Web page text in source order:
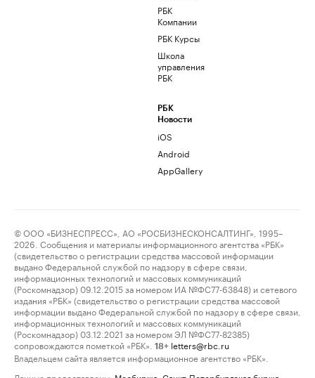
РБК
Компании
РБК Курсы
Школа
управления
РБК
РБК
Новости
iOS
Android
AppGallery
© ООО «БИЗНЕСПРЕСС», АО «РОСБИЗНЕСКОНСАЛТИНГ», 1995–
2026. Сообщения и материалы информационного агентства «РБК»
(свидетельство о регистрации средства массовой информации
выдано Федеральной службой по надзору в сфере связи,
информационных технологий и массовых коммуникаций
(Роскомнадзор) 09.12.2015 за номером ИА №ФС77-63848) и сетевого
издания «РБК» (свидетельство о регистрации средства массовой
информации выдано Федеральной службой по надзору в сфере связи,
информационных технологий и массовых коммуникаций
(Роскомнадзор) 03.12.2021 за номером ЭЛ №ФС77-82385)
сопровождаются пометкой «РБК».
18+ letters@rbc.ru
Владельцем сайта является информационное агентство «РБК».